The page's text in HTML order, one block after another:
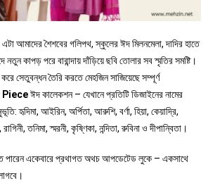
আমাদের শৈশবের গলিপথ, স্কুলের ঈদ মিলনমেলা, দাদির হাতে
কাপড় পরে বারান্দায় দাঁড়িয়ে ছবি তোলার সব স্মৃতির সমষ্টি।
সেতুবন্ধন তৈরি করতে মেহজিন সাজিয়েছে সম্পূর্ণ
ঈদ কালেকশন – যেখানে প্রতিটি ডিজাইনের নামের
হৃদিমা, আইরিন, অর্পিতা, আরুশি, বর্ণা, হিয়া, কেয়াদ্রি,
রাগিনী, তনিমা, স্মরনী, কৃষ্ণিকা, নন্দিতা, রুবিনা ও দীপান্বিতা।
পারেন একেবারে প্রথাগত অথচ আপডেটেড লুকে – একসাথে